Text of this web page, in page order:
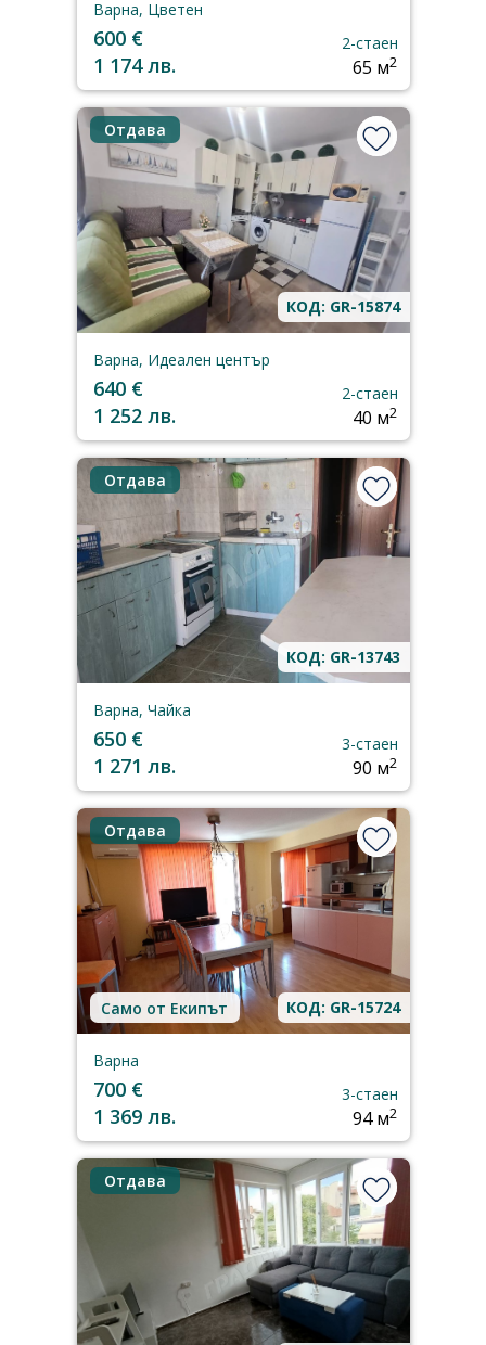
Варна, Цветен
600 €
1 174 лв.
2-стаен
65 м2
Отдава
КОД: GR-15874
Варна, Идеален център
640 €
1 252 лв.
2-стаен
40 м2
Отдава
КОД: GR-13743
Варна, Чайка
650 €
1 271 лв.
3-стаен
90 м2
Отдава
Само от Екипът КОД: GR-15724
Варна
700 €
1 369 лв.
3-стаен
94 м2
Отдава